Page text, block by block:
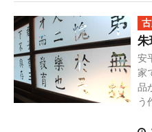
朱
安
家
品
う